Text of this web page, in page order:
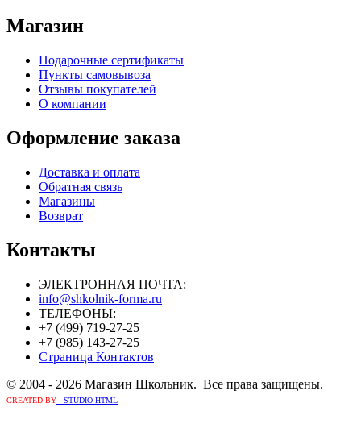
Магазин
Подарочные сертификаты
Пункты самовывоза
Отзывы покупателей
О компании
Оформление заказа
Доставка и оплата
Обратная связь
Магазины
Возврат
Контакты
ЭЛЕКТРОННАЯ ПОЧТА:
info@shkolnik-forma.ru
ТЕЛЕФОНЫ:
+7 (499) 719-27-25
+7 (985) 143-27-25
Страница Контактов
© 2004 - 2026 Магазин Школьник. Все права защищены.
CREATED BY - STUDIO HTML